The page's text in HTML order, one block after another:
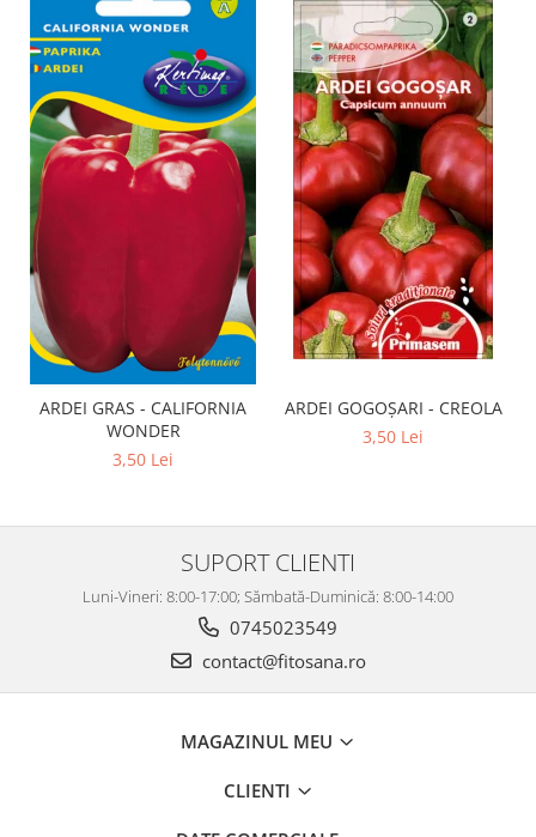
ARDEI GRAS - CALIFORNIA
WONDER
3,50 Lei
ARDEI GOGOȘARI - CREOLA
3,50 Lei
SUPORT CLIENTI
Luni-Vineri: 8:00-17:00; Sămbată-Duminică: 8:00-14:00
0745023549
contact@fitosana.ro
MAGAZINUL MEU
CLIENTI